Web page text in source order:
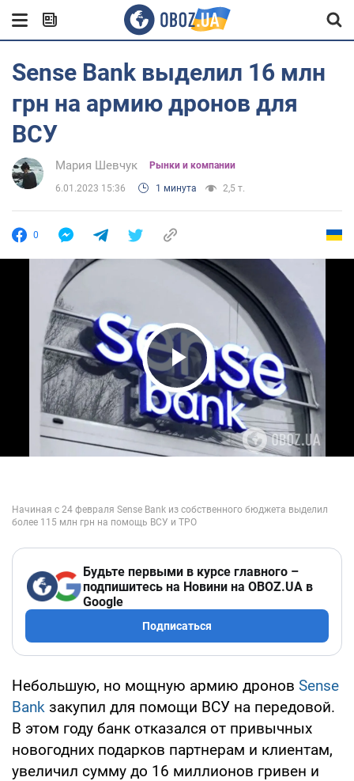
Sense Bank выделил 16 млн
грн на армию дронов для
ВСУ
Мария Шевчук Рынки и компании
6.01.2023 15:36 1 минута 2,5 т.
0
Play Video
Будьте первыми в курсе главного –
подпишитесь на Новини на OBOZ.UA в
Google
Подписаться
Небольшую, но мощную армию дронов Sense
Bank закупил для помощи ВСУ на передовой.
В этом году банк отказался от привычных
новогодних подарков партнерам и клиентам,
увеличил сумму до 16 миллионов гривен и